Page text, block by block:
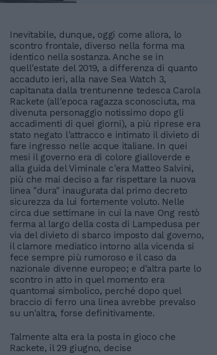
Inevitabile, dunque, oggi come allora, lo
scontro frontale, diverso nella forma ma
identico nella sostanza. Anche se in
quell'estate del 2019, a differenza di quanto
accaduto ieri, alla nave Sea Watch 3,
capitanata dalla trentunenne tedesca Carola
Rackete (all'epoca ragazza sconosciuta, ma
divenuta personaggio notissimo dopo gli
accadimenti di quei giorni), a più riprese era
stato negato l'attracco e intimato il divieto di
fare ingresso nelle acque italiane. In quei
mesi il governo era di colore gialloverde e
alla guida del Viminale c'era Matteo Salvini,
più che mai deciso a far rispettare la nuova
linea "dura" inaugurata dal primo decreto
sicurezza da lui fortemente voluto. Nelle
circa due settimane in cui la nave Ong restò
ferma al largo della costa di Lampedusa per
via del divieto di sbarco imposto dal governo,
il clamore mediatico intorno alla vicenda si
fece sempre più rumoroso e il caso da
nazionale divenne europeo; e d'altra parte lo
scontro in atto in quel momento era
quantomai simbolico, perché dopo quel
braccio di ferro una linea avrebbe prevalso
su un'altra, forse definitivamente.
Talmente alta era la posta in gioco che
Rackete, il 29 giugno, decise